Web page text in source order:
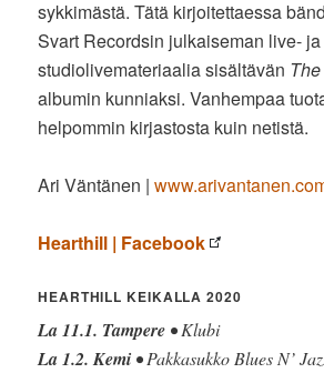
sykkimästä. Tätä kirjoitettaessa
Svart Recordsin julkaiseman live- ja
studiolivemateriaalia sisältävän
albumin kunniaksi. Vanhempaa
helpommin kirjastosta kuin netistä.
Ari Väntänen |
Hearthill | Facebook
HEARTHILL KEIKALLA 2020
La 11.1. Tampere • Klubi
La 1.2. Kemi • Pakkasukko Blues N’